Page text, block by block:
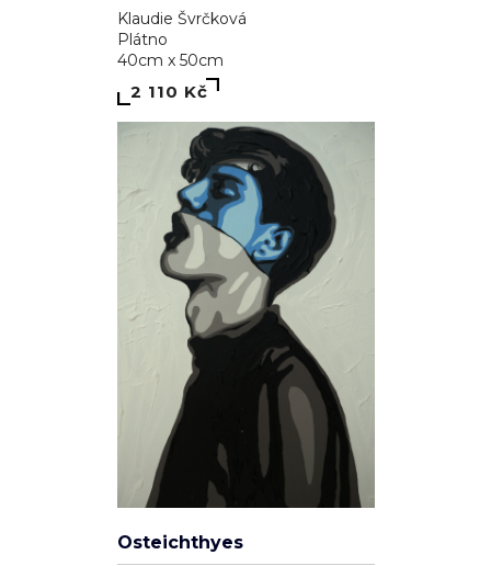
Klaudie Švrčková
Plátno
40cm x 50cm
2 110 Kč
Osteichthyes